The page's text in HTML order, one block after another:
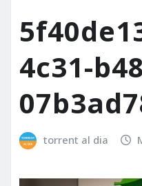
4c31-
torrent al dia